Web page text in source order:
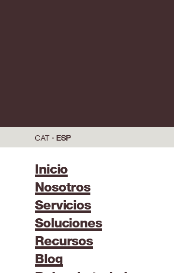
CAT ESP
Inicio
Nosotros
Servicios
Soluciones
Recursos
Blog